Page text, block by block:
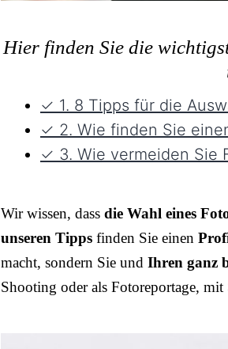
Hier finden Sie die
✓ 1. 8 Tipps für die
✓ 2. Wie finden Sie
✓ 3. Wie vermeiden Sie
Wir wissen, dass die Wahl eines
unseren Tipps finden Sie einen
macht, sondern Sie und Ihren ganz
Shooting oder als Fotoreportage, mit